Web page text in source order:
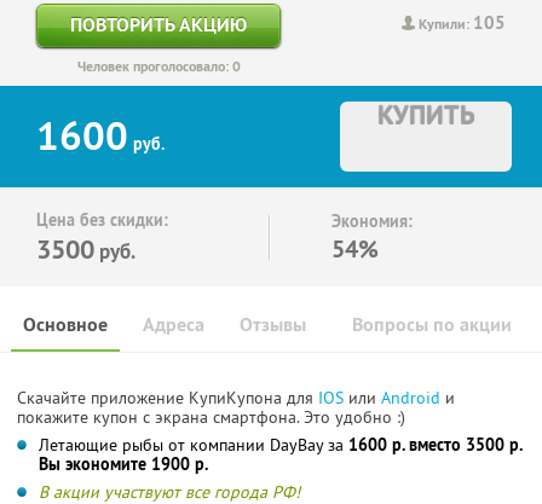
Купили: 105
ПОВТОРИТЬ АКЦИЮ
Человек проголосовало: 0
1600 руб.
КУПИТЬ
Цена без скидки:
3500 руб.
Экономия:
54%
Основное Отзывы Вопросы по акции
Адреса
Скачайте приложение КупиКупона для IOS или Android и
покажите купон с экрана смартфона. Это удобно :)
Летающие рыбы от компании DayBay за 1600 р. вместо 3500 р.
Вы экономите 1900 р.
В акции участвуют все города РФ!